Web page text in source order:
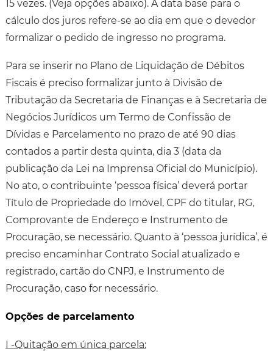
15 vezes. (Veja opções abaixo). A data base para o
cálculo dos juros refere-se ao dia em que o devedor
formalizar o pedido de ingresso no programa.
Para se inserir no Plano de Liquidação de Débitos
Fiscais é preciso formalizar junto à Divisão de
Tributação da Secretaria de Finanças e à Secretaria de
Negócios Jurídicos um Termo de Confissão de
Dívidas e Parcelamento no prazo de até 90 dias
contados a partir desta quinta, dia 3 (data da
publicação da Lei na Imprensa Oficial do Município).
No ato, o contribuinte ‘pessoa física’ deverá portar
Título de Propriedade do Imóvel, CPF do titular, RG,
Comprovante de Endereço e Instrumento de
Procuração, se necessário. Quanto à ‘pessoa jurídica’, é
preciso encaminhar Contrato Social atualizado e
registrado, cartão do CNPJ, e Instrumento de
Procuração, caso for necessário.
Opções de parcelamento
I -Quitação em única parcela: